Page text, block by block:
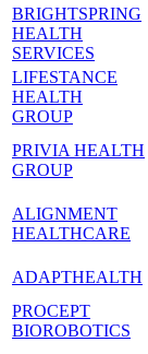
BRIGHTSPRING
HEALTH
SERVICES
LIFESTANCE
HEALTH
GROUP
PRIVIA HEALTH
GROUP
ALIGNMENT
HEALTHCARE
ADAPTHEALTH
PROCEPT
BIOROBOTICS